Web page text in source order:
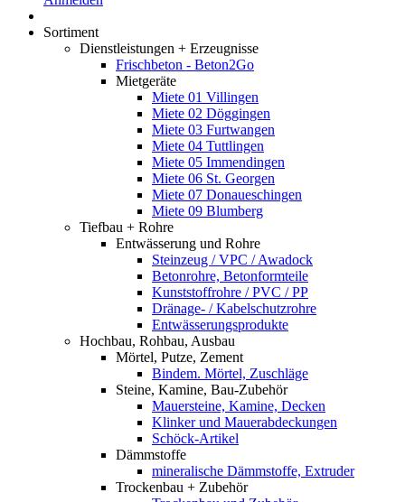
Sortiment
Dienstleistungen + Erzeugnisse
Frischbeton - Beton2Go
Mietgeräte
Miete 01 Villingen
Miete 02 Döggingen
Miete 03 Furtwangen
Miete 04 Tuttlingen
Miete 05 Immendingen
Miete 06 St. Georgen
Miete 07 Donaueschingen
Miete 09 Blumberg
Tiefbau + Rohre
Entwässerung und Rohre
Steinzeug / VPC / Awadock
Betonrohre, Betonformteile
Kunststoffrohre / PVC / PP
Dränage- / Kabelschutzrohre
Entwässerungsprodukte
Hochbau, Rohbau, Ausbau
Mörtel, Putze, Zement
Bindem. Mörtel, Zuschläge
Steine, Kamine, Bau-Zubehör
Mauersteine, Kamine, Decken
Klinker und Mauerabdeckungen
Schöck-Artikel
Dämmstoffe
mineralische Dämmstoffe, Extruder
Trockenbau + Zubehör